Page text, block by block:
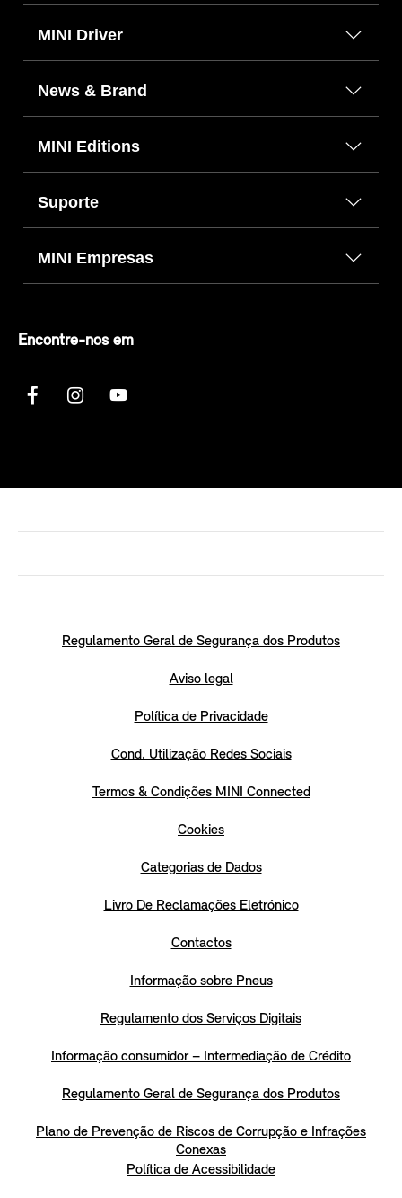
MINI Driver
News & Brand
MINI Editions
Suporte
MINI Empresas
Encontre-nos em
Regulamento Geral de Segurança dos Produtos
Aviso legal
Política de Privacidade
Cond. Utilização Redes Sociais
Termos & Condições MINI Connected
Cookies
Categorias de Dados
Livro De Reclamações Eletrónico
Contactos
Informação sobre Pneus
Regulamento dos Serviços Digitais
Informação consumidor – Intermediação de Crédito
Regulamento Geral de Segurança dos Produtos
Plano de Prevenção de Riscos de Corrupção e Infrações
Conexas
Política de Acessibilidade